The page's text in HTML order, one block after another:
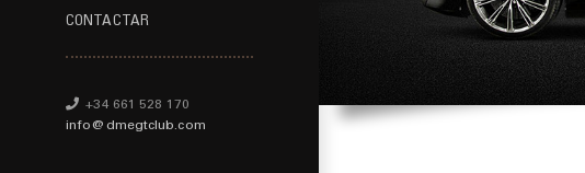
CONTACTAR
+34 661 528 170
info@dmegtclub.com